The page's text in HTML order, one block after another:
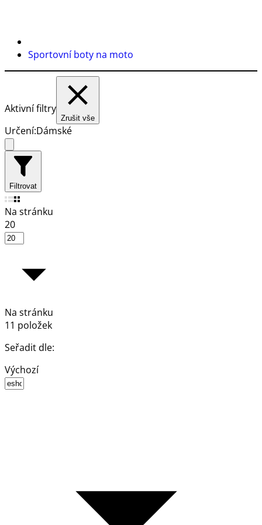
Sportovní boty na moto
Aktivní filtry
Zrušit vše
Určení:Dámské
Filtrovat
Na stránku
20
Na stránku
11 položek
Seřadit dle:
Výchozí